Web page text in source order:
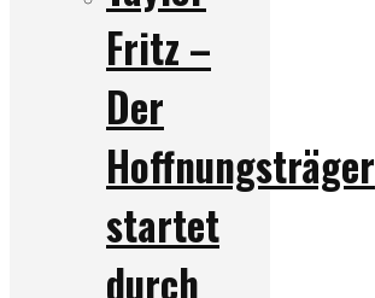
Fritz –
Der
Hoffnungsträger
startet
durch